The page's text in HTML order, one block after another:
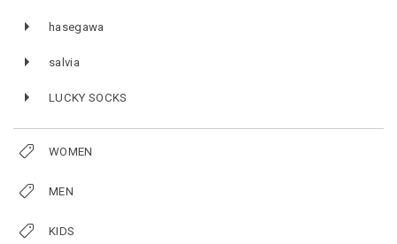
hasegawa
salvia
LUCKY SOCKS
WOMEN
MEN
KIDS